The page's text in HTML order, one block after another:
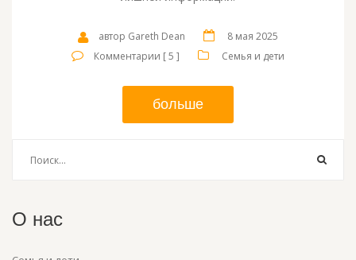
автор Gareth Dean
8 мая 2025
Комментарии [ 5 ]
Семья и дети
больше
О нас